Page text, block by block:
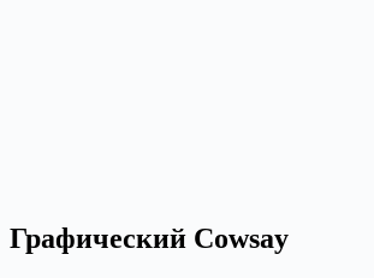
Графический Cowsay